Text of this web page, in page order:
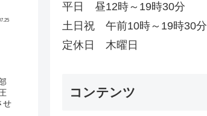
せ
平日 昼12時～19時30分
土日祝 午前10時～19時30分
定休日 木曜日
コンテンツ